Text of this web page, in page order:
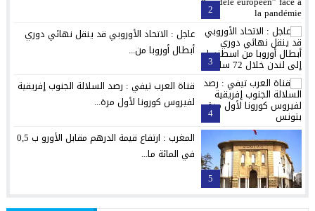
2
3
عاجل : الاتحاد الأوروبي قد ينقل نهائي دوري
أبطال أوروبا من...
4
قناة العرب تيفي : رصد السلالة الجنوب إفريقية
لفيروس كورونا لأول مرة...
5
المغرب : ارتفاع قيمة الدرهم مقابل الأورو ب 0,5
في المائة ما...